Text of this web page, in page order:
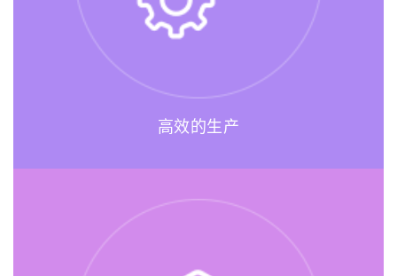
高效的生产